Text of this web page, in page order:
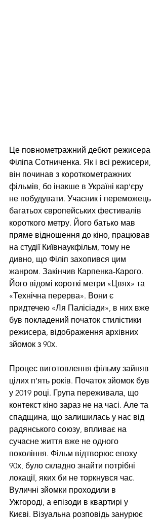
Це повнометражний дебют режисера
Філіпа Сотниченка. Як і всі режисери,
він починав з короткометражних
фільмів, бо інакше в Україні кар’єру
не побудувати. Учасник і переможець
багатьох європейських фестивалів
короткого метру. Його батько мав
пряме відношення до кіно, працював
на студії Київнаукфільм, тому не
дивно, що Філіп захопився цим
жанром. Закінчив Карпенка-Карого.
Його відомі короткі метри «Цвях» та
«Технічна перерва». Вони є
придтечею «Ля Палісіади», в них вже
був покладений початок стилістики
режисера, відображення архівних
зйомок з 90х.
Процес виготовлення фільму зайняв
цілих п’ять років. Початок зйомок був
у 2019 році. Група переживала, що
контекст кіно зараз не на часі. Але та
спадщина, що залишилась у нас від
радянського союзу, впливає на
сучасне життя вже не одного
покоління. Фільм відтворює епоху
90х, було складно знайти потрібні
локації, яких би не торкнувся час.
Вуличні зйомки проходили в
Ужгороді, а епізоди в квартирі у
Києві. Візуальна розповідь занурює